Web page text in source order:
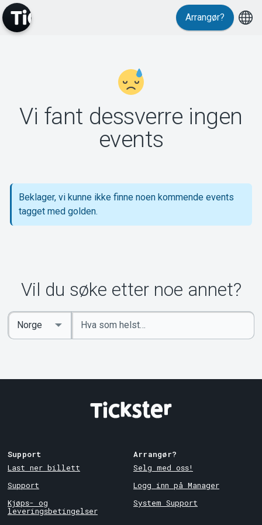
Support
Om Tickster
Arrangør?
Vi fant dessverre ingen
events
Beklager, vi kunne ikke finne noen kommende events
tagget med golden.
Vil du søke etter noe annet?
Angi
nøkkelord
Select
Country
Support
Last ner billett
Support
Kjøps- og
leveringsbetingelser
Arrangør?
Selg med oss!
Logg inn på Manager
System Support